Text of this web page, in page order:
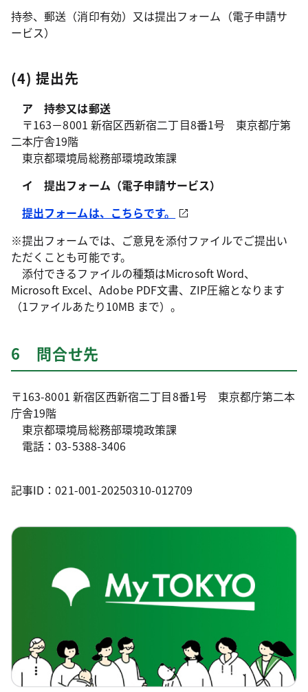
持参、郵送（消印有効）又は提出フォーム（電子申請サ
ービス）
(4) 提出先
ア 持参又は郵送
〒163－8001 新宿区西新宿二丁目8番1号 東京都庁第
二本庁舎19階
東京都環境局総務部環境政策課
イ 提出フォーム（電子申請サービス）
提出フォームは、こちらです。
※提出フォームでは、ご意見を添付ファイルでご提出い
ただくことも可能です。
添付できるファイルの種類はMicrosoft Word、
Microsoft Excel、Adobe PDF文書、ZIP圧縮となります
（1ファイルあたり10MB まで）。
6 問合せ先
〒163-8001 新宿区西新宿二丁目8番1号 東京都庁第二本
庁舎19階
東京都環境局総務部環境政策課
電話：03-5388-3406
記事ID：021-001-20250310-012709